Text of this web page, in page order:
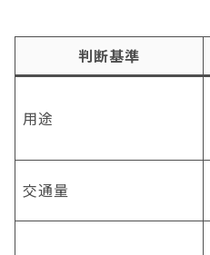
判断基準
用途
交通量